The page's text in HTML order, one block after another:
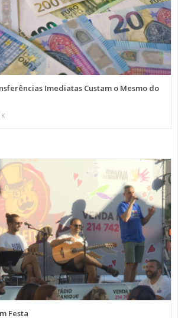
Imediatas Custam o Mesmo do
Festa